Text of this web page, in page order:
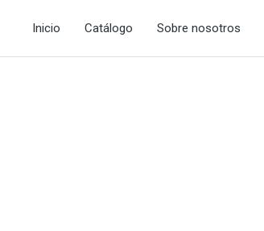
Inicio Catálogo Sobre nosotros